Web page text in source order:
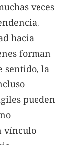
veces
hacia
forman
sentido, la
pueden
vínculo